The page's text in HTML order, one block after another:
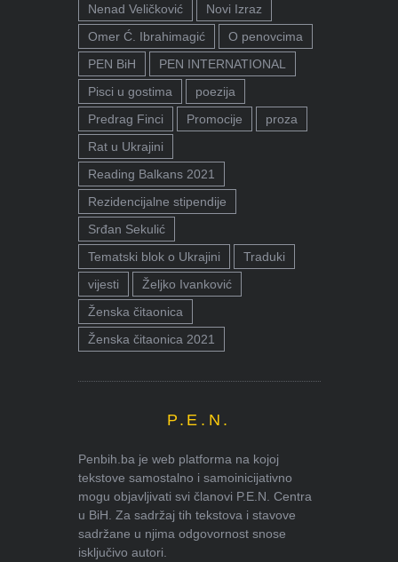
Nenad Veličković
Novi Izraz
Omer Ć. Ibrahimagić
O penovcima
PEN BiH
PEN INTERNATIONAL
Pisci u gostima
poezija
Predrag Finci
Promocije
proza
Rat u Ukrajini
Reading Balkans 2021
Rezidencijalne stipendije
Srđan Sekulić
Tematski blok o Ukrajini
Traduki
vijesti
Željko Ivanković
Ženska čitaonica
Ženska čitaonica 2021
P.E.N.
Penbih.ba je web platforma na kojoj
tekstove samostalno i samoinicijativno
mogu objavljivati svi članovi P.E.N. Centra
u BiH. Za sadržaj tih tekstova i stavove
sadržane u njima odgovornost snose
isključivo autori.